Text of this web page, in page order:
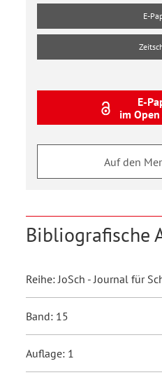
E-
E-
im Open
Auf den
Bibliografische
Reihe: JoSch - Journal für
Band: 15
Auflage: 1